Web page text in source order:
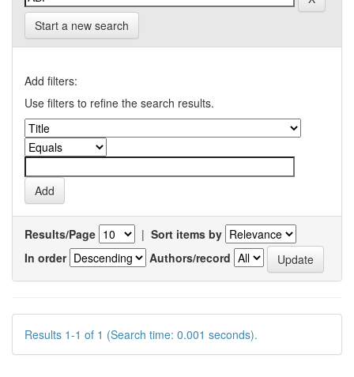
Start a new search
Add filters:
Use filters to refine the search results.
Results/Page | Sort items by
In order
Authors/record
Results 1-1 of 1 (Search time: 0.001 seconds).